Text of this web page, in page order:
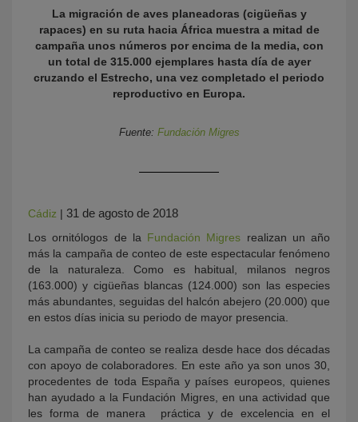
La migración de aves planeadoras (cigüeñas y
rapaces) en su ruta hacia África muestra a mitad de
campaña unos números por encima de la media, con
un total de 315.000 ejemplares hasta día de ayer
cruzando el Estrecho, una vez completado el periodo
reproductivo en Europa.
Fuente: Fundación Migres
Cádiz | 31 de agosto de 2018
Los ornitólogos de la Fundación Migres realizan un año
más la campaña de conteo de este espectacular fenómeno
de la naturaleza. Como es habitual, milanos negros
(163.000) y cigüeñas blancas (124.000) son las especies
más abundantes, seguidas del halcón abejero (20.000) que
en estos días inicia su periodo de mayor presencia.
La campaña de conteo se realiza desde hace dos décadas
con apoyo de colaboradores. En este año ya son unos 30,
procedentes de toda España y países europeos, quienes
han ayudado a la Fundación Migres, en una actividad que
les forma de manera práctica y de excelencia en el